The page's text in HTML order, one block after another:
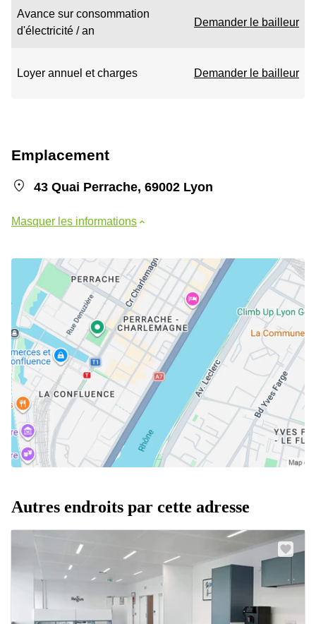
Avance sur consommation
d'électricité / an
Demander le bailleur
Loyer annuel et charges Demander le bailleur
Emplacement
43 Quai Perrache, 69002 Lyon
Masquer les informations
Autres endroits par cette adresse